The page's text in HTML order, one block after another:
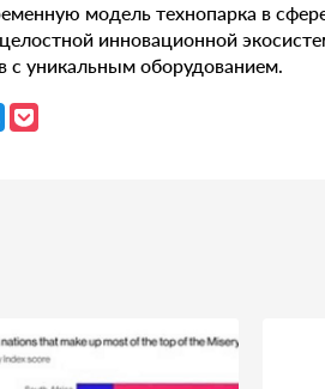
модель технопарка в
инновационной
с уникальным оборудованием.